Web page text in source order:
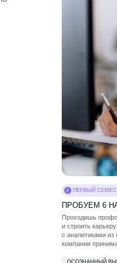
ПРОБУЕМ 6
Проходишь
и строить карьеру
с аналитиками из бизнеса
ОСОЗНАННЫЙ ВЫБОР
ПОМОЩЬ В АДАПТАЦИИ
ПОДДЕРЖКА ПСИХОЛОГА